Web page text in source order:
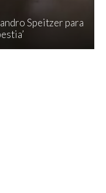
Speitzer para